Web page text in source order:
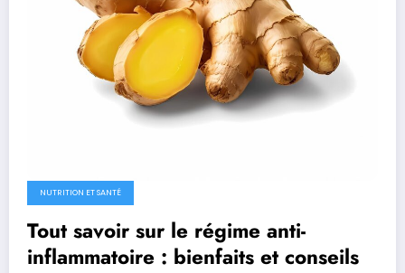
NUTRITION ET SANTÉ
Tout savoir sur le régime anti-
inflammatoire : bienfaits et conseils